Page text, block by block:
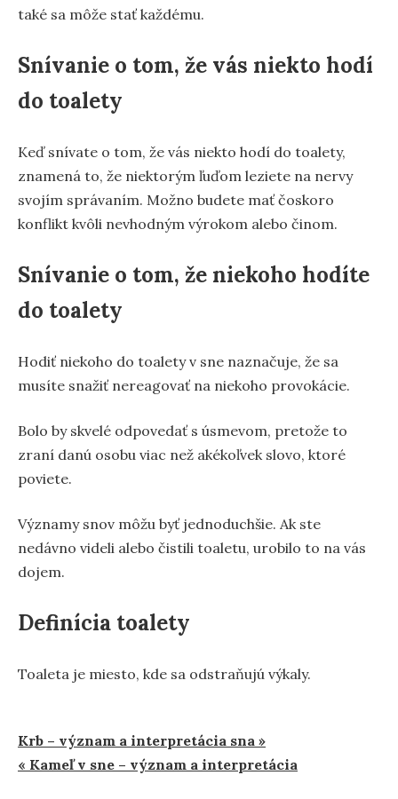
také sa môže stať každému.
Snívanie o tom, že vás niekto hodí
do toalety
Keď snívate o tom, že vás niekto hodí do toalety,
znamená to, že niektorým ľuďom leziete na nervy
svojím správaním. Možno budete mať čoskoro
konflikt kvôli nevhodným výrokom alebo činom.
Snívanie o tom, že niekoho hodíte
do toalety
Hodiť niekoho do toalety v sne naznačuje, že sa
musíte snažiť nereagovať na niekoho provokácie.
Bolo by skvelé odpovedať s úsmevom, pretože to
zraní danú osobu viac než akékoľvek slovo, ktoré
poviete.
Významy snov môžu byť jednoduchšie. Ak ste
nedávno videli alebo čistili toaletu, urobilo to na vás
dojem.
Definícia toalety
Toaleta je miesto, kde sa odstraňujú výkaly.
Navigácia
v
Krb – význam a interpretácia sna »
« Kameľ v sne – význam a interpretácia